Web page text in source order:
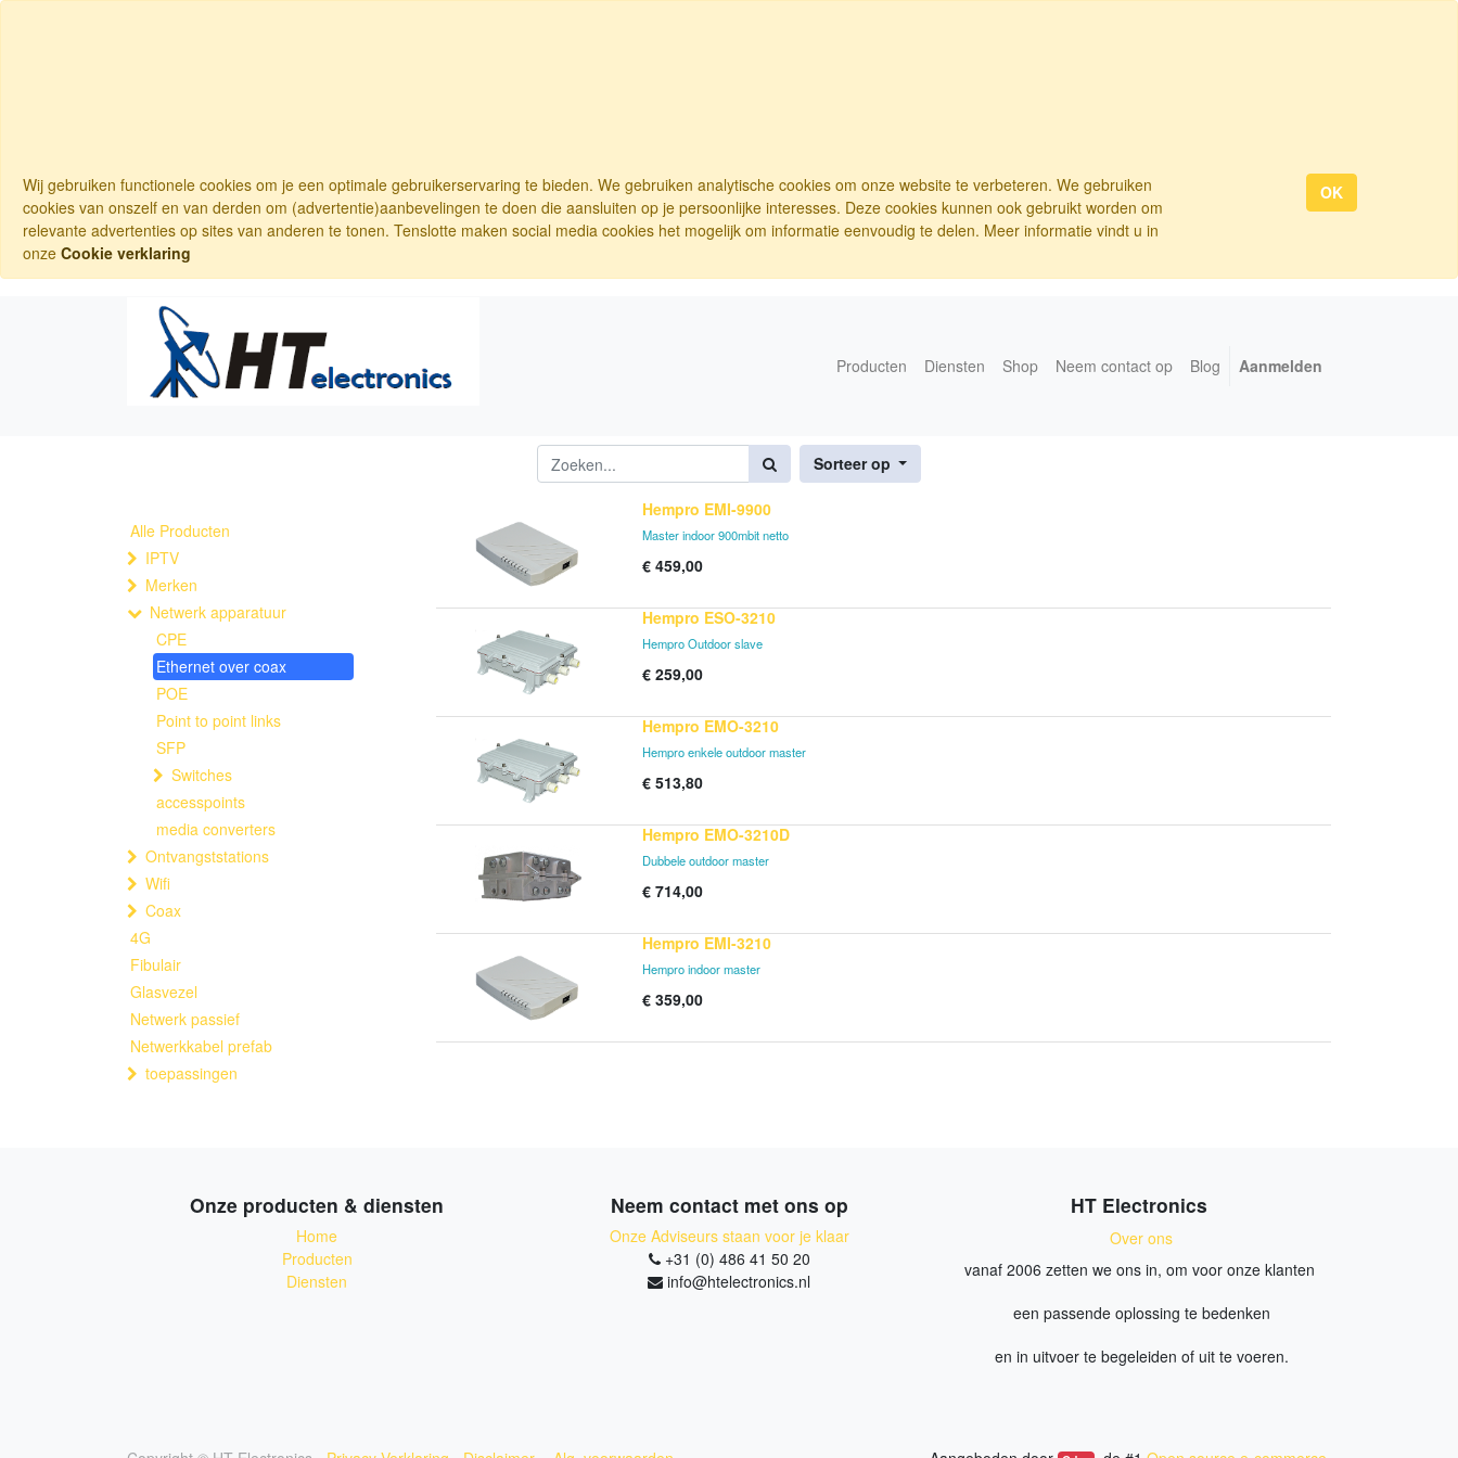
Wij gebruiken functionele cookies om je een optimale gebruikerservaring te bieden. We gebruiken analytische cookies om onze website te verbeteren. We gebruiken
cookies van onszelf en van derden om (advertentie)aanbevelingen te doen die aansluiten op je persoonlijke interesses. Deze cookies kunnen ook gebruikt worden om
relevante advertenties op sites van anderen te tonen. Tenslotte maken social media cookies het mogelijk om informatie eenvoudig te delen. Meer informatie vindt u in
onze Cookie verklaring
OK
Producten Diensten Shop Neem contact op Blog Aanmelden
Sorteer op
Alle Producten
IPTV
Merken
Netwerk apparatuur
CPE
Ethernet over coax
POE
Point to point links
SFP
Switches
accesspoints
media converters
Ontvangststations
Wifi
Coax
4G
Fibulair
Glasvezel
Netwerk passief
Netwerkkabel prefab
toepassingen
Hempro EMI-9900
Master indoor 900mbit netto
€ 459,00
Hempro ESO-3210
Hempro Outdoor slave
€ 259,00
Hempro EMO-3210
Hempro enkele outdoor master
€ 513,80
Hempro EMO-3210D
Dubbele outdoor master
€ 714,00
Hempro EMI-3210
Hempro indoor master
€ 359,00
Onze producten & diensten
Home
Producten
Diensten
Neem contact met ons op
Onze Adviseurs staan voor je klaar
+31 (0) 486 41 50 20
info@htelectronics.nl
HT Electronics
Over ons
vanaf 2006 zetten we ons in, om voor onze klanten
een passende oplossing te bedenken
en in uitvoer te begeleiden of uit te voeren.